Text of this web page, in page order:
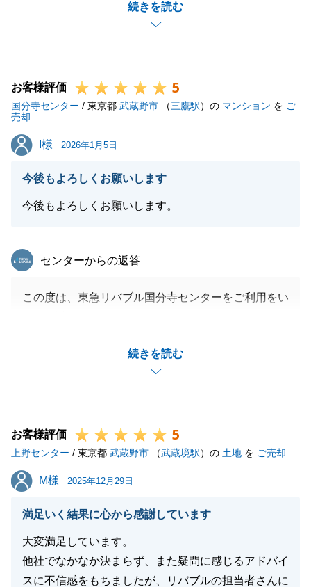
続きを読む
き、大切な不動産を気持ちよく買主様に引き継ぐこと
が出来ました。重ねて御礼申し上げます。
今後何かまた弊社でお役に立てることがございました
上げます。
お客様評価 5
国分寺センター / 東京都 武蔵野市 （三鷹駅）の マンション を ご
売却
I様
I様 2026年1月5日
今後もよろしくお願いします
今後もよろしくお願いします。
続きを読む
東急リバブル
センターからの返答
この度は、東急リバブル国分寺センターをご利用をい
この10年間、度々、保有不動産の売却についてのご
相談をいただき最終的にもI様のお手伝いをするこが
でき大変嬉しく思います。
不動産への投資等を検討される際には、お気軽にお申
し付けください。
その際もI様のお力になれますよう誠心誠意努めさせ
ていただきます。
今後とも何卒よろしくお願いいたします。
お客様評価 5
上野センター / 東京都 武蔵野市 （武蔵境駅）の 土地 を ご売却
M様
M様 2025年12月29日
満足いく結果に心から感謝しています
大変満足しています。
他社でなかなか決まらず、また疑問に感じるアドバイ
スに不信感をもちましたが、リバブルの担当者さんに